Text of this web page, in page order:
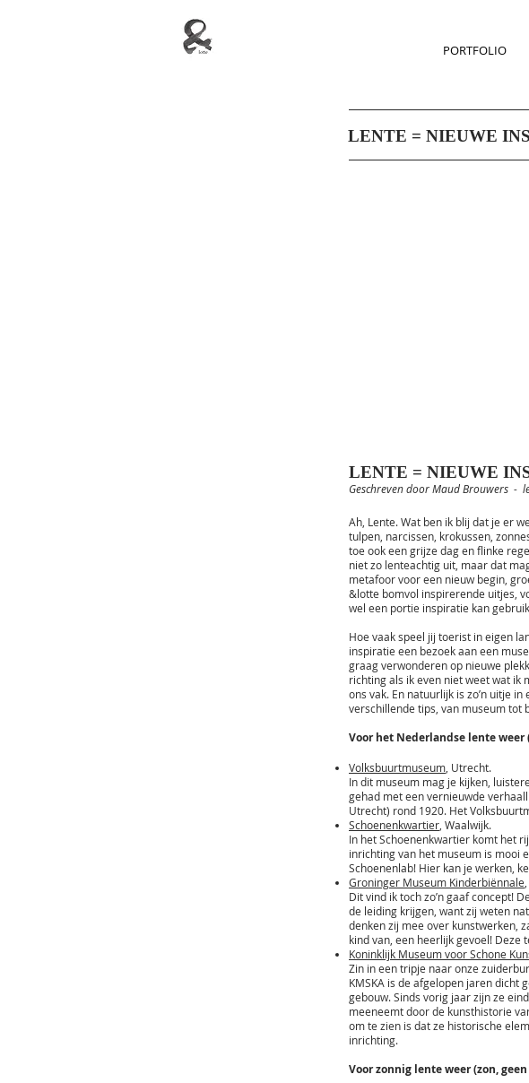
PORTFOLIO
LENTE = NIEUWE
LENTE = NIEUWE
Geschreven door Maud Brouwers -
Ah, Lente. Wat ben ik blij dat je er
tulpen, narcissen, krokussen,
toe ook een grijze dag en flinke
niet zo lenteachtig uit, maar dat
metafoor voor een nieuw begin,
&lotte bomvol inspirerende uitjes,
wel een portie inspiratie kan
Hoe vaak speel jij toerist in eigen
inspiratie een bezoek aan een
graag verwonderen op nieuwe
richting als ik even niet weet wat ik
ons vak. En natuurlijk is zo’n uitje
verschillende tips, van museum tot
Voor het Nederlandse lente weer
Volksbuurtmuseum , Utrecht.
In dit museum mag je kijken,
gehad met een vernieuwde
Utrecht) rond 1920. Het
Schoenenkwartier , Waalwijk.
In het Schoenenkwartier komt het
inrichting van het museum is mooi
Schoenenlab! Hier kan je werken,
Groninger Museum Kinderbiënnale
Dit vind ik toch zo’n gaaf concept!
de leiding krijgen, want zij weten
denken zij mee over kunstwerken,
kind van, een heerlijk gevoel!
Koninklijk Museum voor Schone
Zin in een tripje naar onze
KMSKA is de afgelopen jaren dicht
gebouw. Sinds vorig jaar zijn ze
meeneemt door de kunsthistorie
om te zien is dat ze historische
inrichting.
Voor zonnig lente weer (zon,